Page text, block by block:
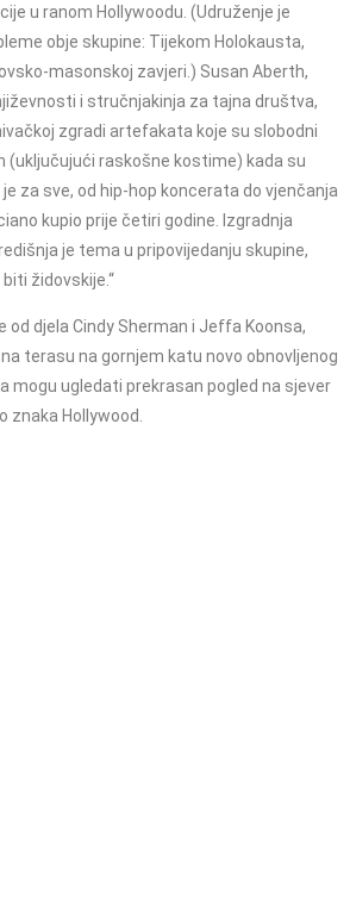
u ranom Hollywoodu. (Udruženje je
obje skupine: Tijekom Holokausta,
masonskoj zavjeri.) Susan Aberth,
i stručnjakinja za tajna društva,
zgradi artefakata koje su slobodni
(uključujući raskošne kostime) kada su
za sve, od hip-hop koncerata do vjenčanja
kupio prije četiri godine. Izgradnja
je tema u pripovijedanju skupine,
židovskije.“
od djela Cindy Sherman i Jeffa Koonsa,
terasu na gornjem katu novo obnovljenog
mogu ugledati prekrasan pogled na sjever
znaka Hollywood.